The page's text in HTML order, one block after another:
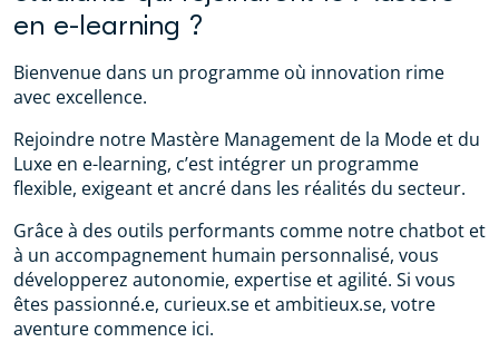
en e-learning ?
Bienvenue dans un programme où innovation rime
avec excellence.
Rejoindre notre Mastère Management de la Mode et du
Luxe en e-learning, c’est intégrer un programme
flexible, exigeant et ancré dans les réalités du secteur.
Grâce à des outils performants comme notre chatbot et
à un accompagnement humain personnalisé, vous
développerez autonomie, expertise et agilité. Si vous
êtes passionné.e, curieux.se et ambitieux.se, votre
aventure commence ici.